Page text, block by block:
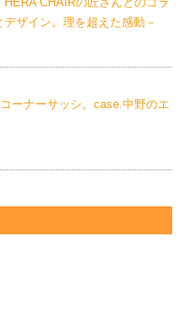
ザイン。理を超えた感動－
ーナーサッシ。case.中野のエ